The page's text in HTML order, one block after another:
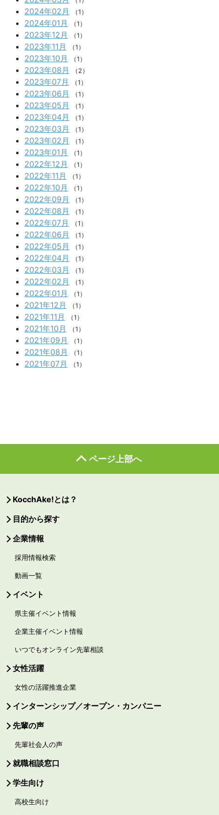
2024年02月 （1）
2024年01月 （1）
2023年12月 （1）
2023年11月 （1）
2023年10月 （1）
2023年08月 （2）
2023年07月 （1）
2023年06月 （1）
2023年05月 （1）
2023年04月 （1）
2023年03月 （1）
2023年02月 （1）
2023年01月 （1）
2022年12月 （1）
2022年11月 （1）
2022年10月 （1）
2022年09月 （1）
2022年08月 （1）
2022年07月 （1）
2022年06月 （1）
2022年05月 （1）
2022年04月 （1）
2022年03月 （1）
2022年02月 （1）
2022年01月 （1）
2021年12月 （1）
2021年11月 （1）
2021年10月 （1）
2021年09月 （1）
2021年08月 （1）
2021年07月 （1）
ページ上部へ
KocchAke!とは？
目的から探す
企業情報
採用情報検索
動画一覧
イベント
県主催イベント情報
企業主催イベント情報
いつでもオンライン先輩相談
女性活躍
女性の活躍推進企業
インターンシップ／オープン・カンパニー
先輩の声
先輩社会人の声
就職相談窓口
学生向け
高校生向け